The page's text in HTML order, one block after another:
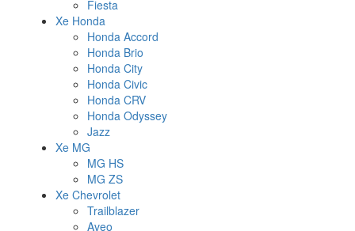
Fiesta
Xe Honda
Honda Accord
Honda Brio
Honda City
Honda Civic
Honda CRV
Honda Odyssey
Jazz
Xe MG
MG HS
MG ZS
Xe Chevrolet
Trailblazer
Aveo